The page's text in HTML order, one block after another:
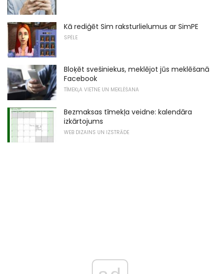
Kā rediģēt Sim raksturlielumus ar SimPE
SPĒLE
Bloķēt svešiniekus, meklējot jūs meklēšanā
Facebook
TĪMEKĻA VIETNE UN MEKLĒŠANA
Bezmaksas tīmekļa veidne: kalendāra
izkārtojums
WEB DIZAINS UN IZSTRĀDE